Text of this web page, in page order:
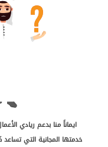
الشركةايماناً منا بدعم ريادي
خدمتها المجانية التي